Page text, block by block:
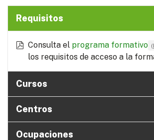
Requisitos
Consulta el programa formativo (
los requisitos de acceso a la
Cursos
Centros
Ocupaciones